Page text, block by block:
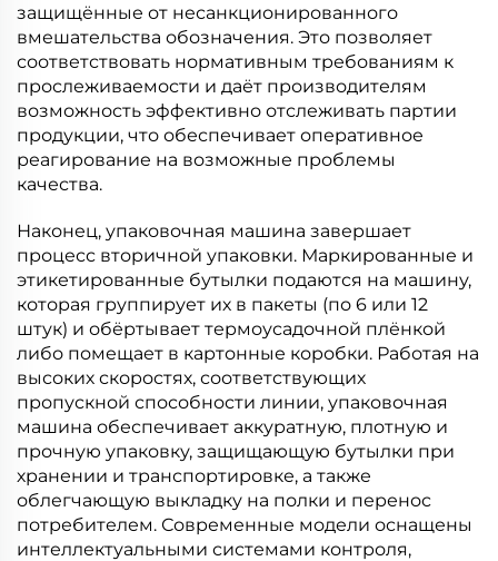
защищённые от несанкционированного
вмешательства обозначения. Это позволяет
соответствовать нормативным требованиям к
прослеживаемости и даёт производителям
возможность эффективно отслеживать партии
продукции, что обеспечивает оперативное
реагирование на возможные проблемы
качества.
Наконец, упаковочная машина завершает
процесс вторичной упаковки. Маркированные и
этикетированные бутылки подаются на машину,
которая группирует их в пакеты (по 6 или 12
штук) и обёртывает термоусадочной плёнкой
либо помещает в картонные коробки. Работая на
высоких скоростях, соответствующих
пропускной способности линии, упаковочная
машина обеспечивает аккуратную, плотную и
прочную упаковку, защищающую бутылки при
хранении и транспортировке, а также
облегчающую выкладку на полки и перенос
потребителем. Современные модели оснащены
интеллектуальными системами контроля,